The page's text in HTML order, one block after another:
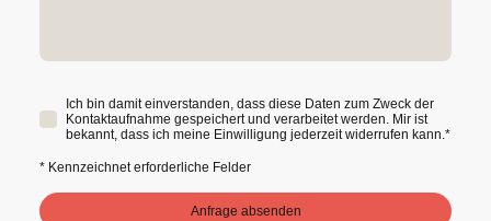
Ich bin damit einverstanden, dass diese Daten zum Zweck der
Kontaktaufnahme gespeichert und verarbeitet werden. Mir ist
bekannt, dass ich meine Einwilligung jederzeit widerrufen kann.*
* Kennzeichnet erforderliche Felder
Anfrage absenden